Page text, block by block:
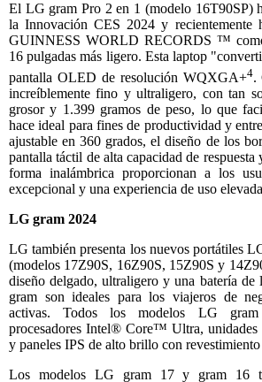
El LG gram Pro 2 en 1 (modelo 16T90SP)
la Innovación CES 2024 y recientemente
GUINNESS WORLD RECORDS ™
16 pulgadas más ligero. Esta laptop
pantalla OLED de resolución WQXGA+4.
increíblemente fino y ultraligero, con tan
grosor y 1.399 gramos de peso, lo que
hace ideal para fines de productividad y
ajustable en 360 grados, el diseño de los
pantalla táctil de alta capacidad de
forma inalámbrica proporcionan a los
excepcional y una experiencia de uso
LG gram 2024
LG también presenta los nuevos portátiles
(modelos 17Z90S, 16Z90S, 15Z90S y
diseño delgado, ultraligero y una batería
gram son ideales para los viajeros de
activas. Todos los modelos LG
procesadores Intel® Core™ Ultra,
y paneles IPS de alto brillo con
Los modelos LG gram 17 y gram 16